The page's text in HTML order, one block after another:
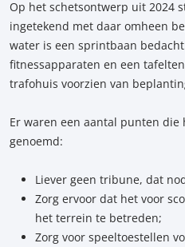
Op het schetsontwerp uit 2024
ingetekend met daar omheen
water is een sprintbaan
fitnessapparaten en een
trafohuis voorzien van
Er waren een aantal punten
genoemd:
Liever geen tribune, dat
Zorg ervoor dat het voor
het terrein te betreden;
Zorg voor speeltoestellen